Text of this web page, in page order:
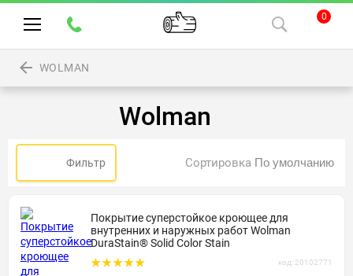
0
WOLMAN
Wolman
Фильтр Сортировка
Покрытие суперстойкое кроющее для
внутренних и наружных работ Wolman
DuraStain® Solid Color Stain
код: 20102771